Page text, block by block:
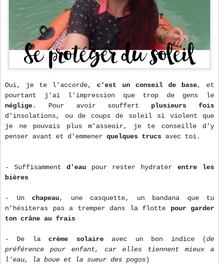
Oui, je te l'accorde,c'est un conseil de base, et
pourtant j'ai l'impression que trop de gens le
néglige. Pour avoir souffert plusieurs fois
d'insolations, ou de coups de soleil si violent que
je ne pouvais plus m'asseoir, je te conseille d'y
penser avant et d'emmener quelques trucs avec toi.
- Suffisamment d'eaupour rester hydraterentre les
bières
- Un chapeau, une casquette, un bandana que tu
n'hésiteras pas a tremper dans la flotte pour garder
ton crâne au frais
- De lacrème solaireavec un bon indice (de
préférence pour enfant, car elles tiennent mieux a
l'eau, la boue et la sueur des pogos)